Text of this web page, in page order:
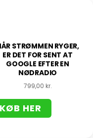
STRØMMEN RYGER,
ER DET FOR SENT AT
GOOGLE EFTER EN
NØDRADIO
799,00 kr.
KØB HER